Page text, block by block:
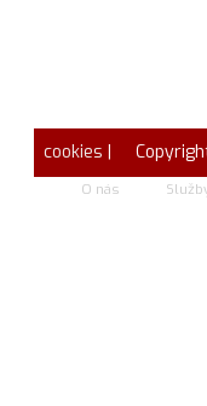
cookies | Copyright
O nás